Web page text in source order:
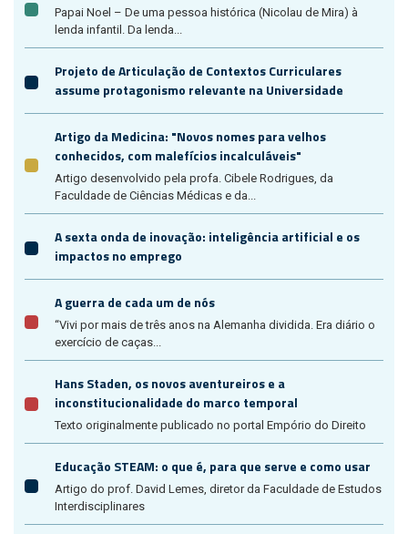
Papai Noel – De uma pessoa histórica (Nicolau de Mira) à
lenda infantil. Da lenda...
Projeto de Articulação de Contextos Curriculares
assume protagonismo relevante na Universidade
Artigo da Medicina: "Novos nomes para velhos
conhecidos, com malefícios incalculáveis"
Artigo desenvolvido pela profa. Cibele Rodrigues, da
Faculdade de Ciências Médicas e da...
A sexta onda de inovação: inteligência artificial e os
impactos no emprego
A guerra de cada um de nós
“Vivi por mais de três anos na Alemanha dividida. Era diário o
exercício de caças...
Hans Staden, os novos aventureiros e a
inconstitucionalidade do marco temporal
Texto originalmente publicado no portal Empório do Direito
Educação STEAM: o que é, para que serve e como usar
Artigo do prof. David Lemes, diretor da Faculdade de Estudos
Interdisciplinares